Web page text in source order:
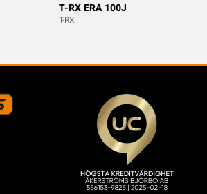
T-RX ERA 100J
T-RX